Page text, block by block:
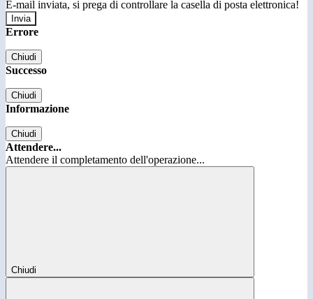
E-mail inviata, si prega di controllare la casella di posta elettronica!
Errore
Chiudi
Successo
Chiudi
Informazione
Chiudi
Attendere...
Attendere il completamento dell'operazione...
Chiudi